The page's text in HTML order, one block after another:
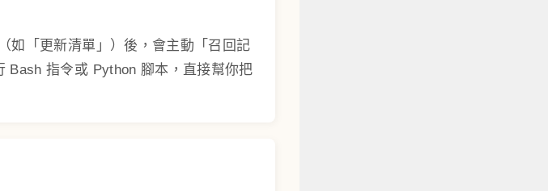
如「更新清單」）後，會主動「召回記
Bash 指令或 Python 腳本，直接幫你把